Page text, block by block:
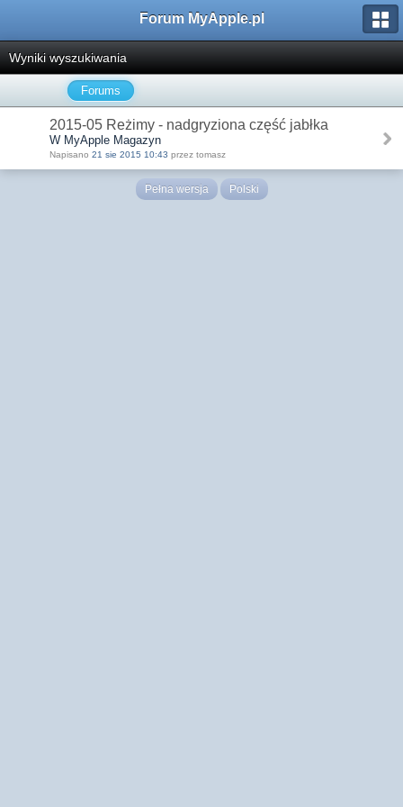
Forum MyApple.pl
Wyniki wyszukiwania
Forums
2015-05 Reżimy - nadgryziona część jabłka
W MyApple Magazyn
Napisano 21 sie 2015 10:43 przez tomasz
Pełna wersja Polski